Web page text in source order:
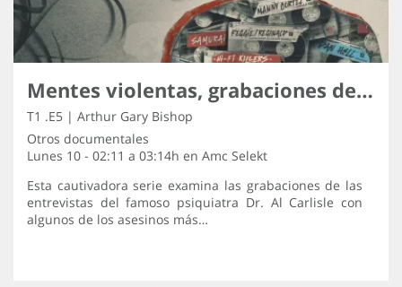
Mentes violentas, grabaciones de los asesinos
T1 .E5 | Arthur Gary Bishop
Otros documentales
Lunes 10 - 02:11 a 03:14h en Amc Selekt
Esta cautivadora serie examina las grabaciones de las
entrevistas del famoso psiquiatra Dr. Al Carlisle con
algunos de los asesinos más…